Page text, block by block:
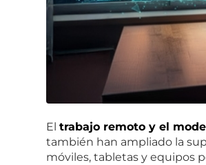
El trabajo remoto y el
también han ampliado la
móviles, tabletas y equipos